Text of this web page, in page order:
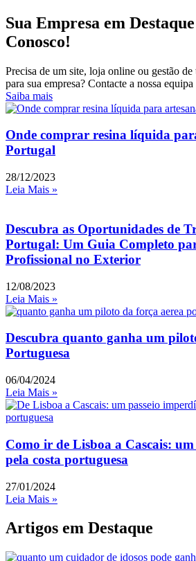
Sua Empresa em
Conosco!
Precisa de um site, loja online ou gestão
para sua empresa? Contacte a nossa equipa
Saiba mais
Onde comprar resina líquida
Portugal
28/12/2023
Leia Mais »
Descubra as Oportunidades de
Portugal: Um Guia Completo
Profissional no Exterior
12/08/2023
Leia Mais »
Descubra quanto ganha um
Portuguesa
06/04/2024
Leia Mais »
Como ir de Lisboa a Cascais:
pela costa portuguesa
27/01/2024
Leia Mais »
Artigos em Destaque